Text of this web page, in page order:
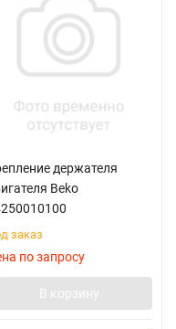
держателя
Beko
заказ
по запросу
В корзину